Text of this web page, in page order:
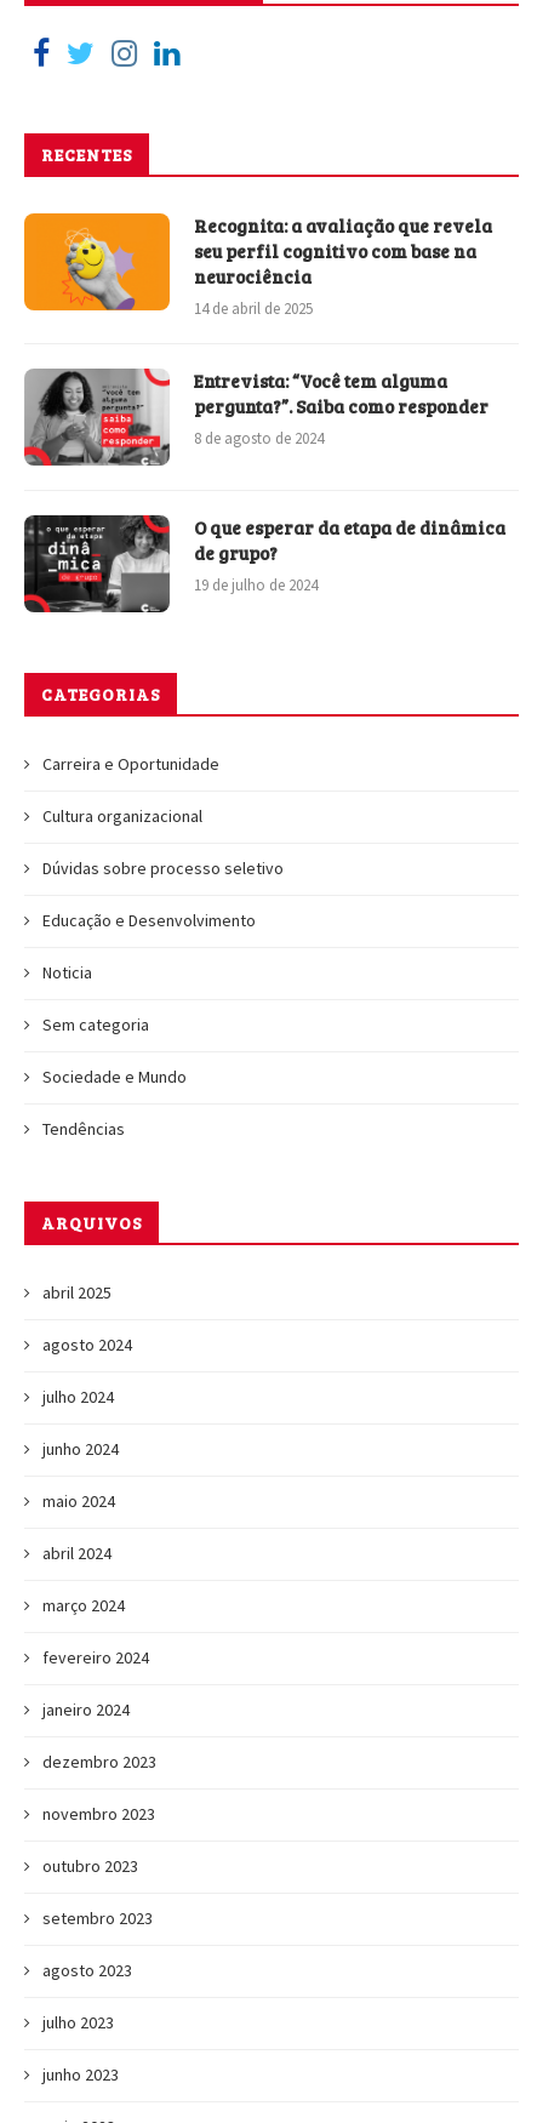
RECENTES
Recognita: a avaliação que revela
seu perfil cognitivo com base na
neurociência
14 de abril de 2025
Entrevista: “Você tem alguma
pergunta?”. Saiba como responder
8 de agosto de 2024
O que esperar da etapa de dinâmica
de grupo?
19 de julho de 2024
CATEGORIAS
Carreira e Oportunidade
Cultura organizacional
Dúvidas sobre processo seletivo
Educação e Desenvolvimento
Noticia
Sem categoria
Sociedade e Mundo
Tendências
ARQUIVOS
abril 2025
agosto 2024
julho 2024
junho 2024
maio 2024
abril 2024
março 2024
fevereiro 2024
janeiro 2024
dezembro 2023
novembro 2023
outubro 2023
setembro 2023
agosto 2023
julho 2023
junho 2023